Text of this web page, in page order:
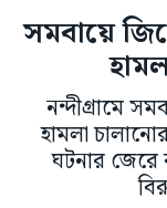
সমবায়ে
নন্দীগ্রামে
হামলা
ঘটনার জেরে